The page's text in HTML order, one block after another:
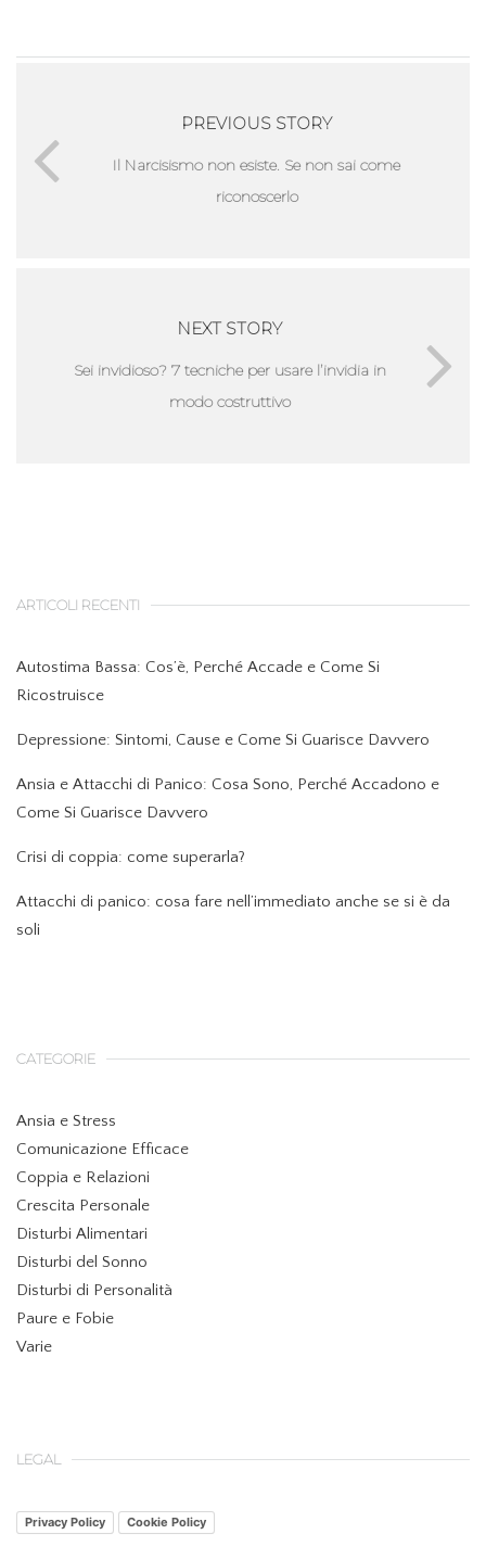
PREVIOUS STORY
Il Narcisismo non esiste. Se non sai come
riconoscerlo
NEXT STORY
Sei invidioso? 7 tecniche per usare l’invidia in
modo costruttivo
ARTICOLI RECENTI
Autostima Bassa: Cos’è, Perché Accade e Come Si
Ricostruisce
Depressione: Sintomi, Cause e Come Si Guarisce Davvero
Ansia e Attacchi di Panico: Cosa Sono, Perché Accadono e
Come Si Guarisce Davvero
Crisi di coppia: come superarla?
Attacchi di panico: cosa fare nell’immediato anche se si è da
soli
CATEGORIE
Ansia e Stress
Comunicazione Efficace
Coppia e Relazioni
Crescita Personale
Disturbi Alimentari
Disturbi del Sonno
Disturbi di Personalità
Paure e Fobie
Varie
LEGAL
Privacy Policy Cookie Policy